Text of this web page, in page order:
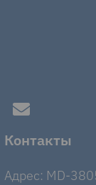
Контакты
Адрес: MD-